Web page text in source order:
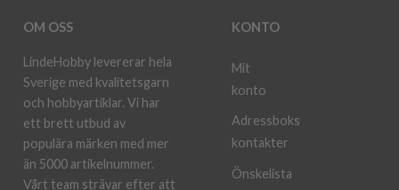
OM OSS
LindeHobby levererar hela
Sverige med kvalitetsgarn
och hobbyartiklar. Vi har
ett brett utbud av
populära märken med mer
än 5000 artikelnummer.
Vårt team strävar efter att
KONTO
Mit
konto
Adressboks
kontakter
Önskelista